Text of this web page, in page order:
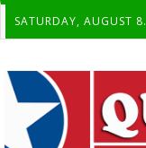
SATURDAY, AUGUST 8.